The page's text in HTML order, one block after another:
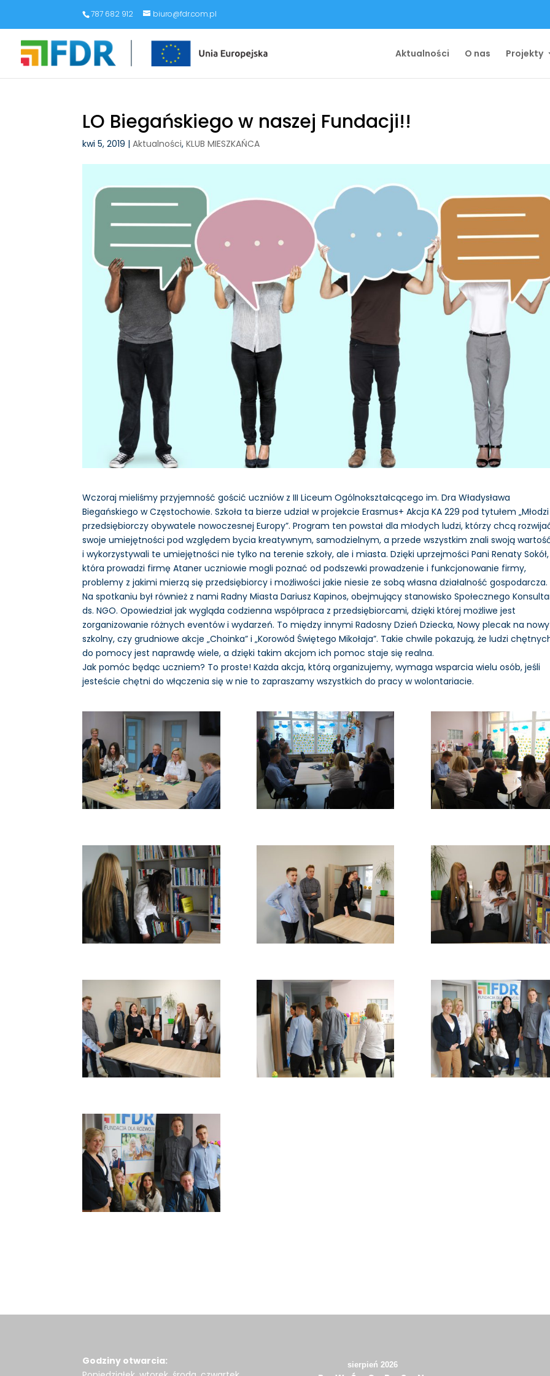
787 682 912 biuro@fdr.com.pl
Aktualności O nas Projekty
LO Biegańskiego w naszej Fundacji!!
kwi 5, 2019 |Aktualności,KLUB MIESZKAŃCA
Wczoraj mieliśmy przyjemność gościć uczniów z III Liceum Ogólnokształcącego im. Dra Władysława
Biegańskiego w Częstochowie. Szkoła ta bierze udział w projekcie Erasmus+ Akcja KA 229 pod tytułem „Młodzi
przedsiębiorczy obywatele nowoczesnej Europy”. Program ten powstał dla młodych ludzi, którzy chcą
swoje umiejętności pod względem bycia kreatywnym, samodzielnym, a przede wszystkim znali swoją
i wykorzystywali te umiejętności nie tylko na terenie szkoły, ale i miasta. Dzięki uprzejmości Pani Renaty Sokół,
która prowadzi firmę Ataner uczniowie mogli poznać od podszewki prowadzenie i funkcjonowanie firmy,
problemy z jakimi mierzą się przedsiębiorcy i możliwości jakie niesie ze sobą własna działalność gospodarcza.
Na spotkaniu był również z nami Radny Miasta Dariusz Kapinos, obejmujący stanowisko Społecznego
ds. NGO. Opowiedział jak wygląda codzienna współpraca z przedsiębiorcami, dzięki której możliwe jest
zorganizowanie różnych eventów i wydarzeń. To między innymi Radosny Dzień Dziecka, Nowy plecak na
szkolny, czy grudniowe akcje „Choinka” i „Korowód Świętego Mikołaja”. Takie chwile pokazują, że ludzi
do pomocy jest naprawdę wiele, a dzięki takim akcjom ich pomoc staje się realna.
Jak pomóc będąc uczniem? To proste! Każda akcja, którą organizujemy, wymaga wsparcia wielu osób, jeśli
jesteście chętni do włączenia się w nie to zapraszamy wszystkich do pracy w wolontariacie.
Godziny otwarcia:
sierpień 2026